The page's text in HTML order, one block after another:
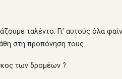
ταλέντο. Γι’ αυτούς όλα
στη προπόνηση τους.
των δρομέων ?